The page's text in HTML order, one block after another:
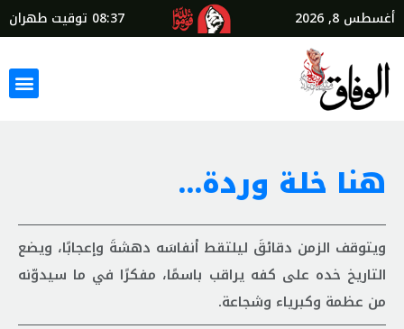
أغسطس 8, 2026 08:37 توقيت طهران
هنا خلة وردة…
ويتوقف الزمن دقائقَ ليلتقط أنفاسَه دهشةَ وإعجابًا، ويضع
التاريخ خده على كفه يراقب باسمًا، مفكرًا في ما سيدوّنه
من عظمة وكبرياء وشجاعة.